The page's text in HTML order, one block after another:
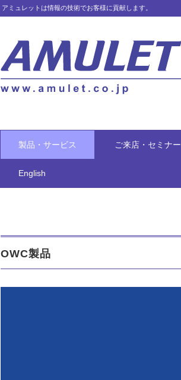
アミュレットは情報の技術でお客様に貢献します。
製品・サービス ご来店・セミナー
English
OWC製品